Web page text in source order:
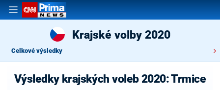
Krajské volby 2020
Celkové výsledky
Výsledky krajských voleb 2020: Trmice